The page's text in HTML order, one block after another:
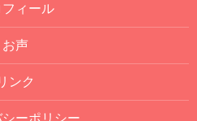
フィール
お声
ンク
ーポリシー